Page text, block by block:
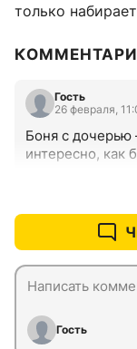
только
Гость
26 февраля,
Боня с дочерью
интересно, как
Гость